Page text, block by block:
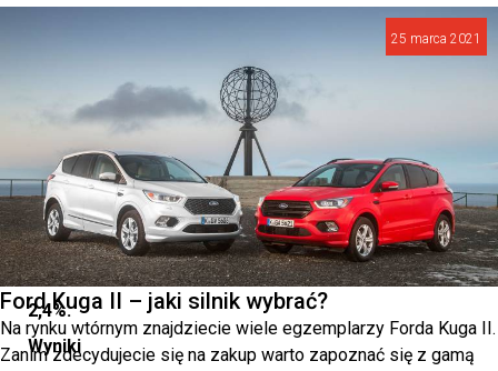
zwiększył
swoją
obecność
o
2,4%.
Wyniki
25 marca 2021
Ford Kuga II – jaki silnik wybrać?
Na rynku wtórnym znajdziecie wiele egzemplarzy Forda Kuga II.
Zanim zdecydujecie się na zakup warto zapoznać się z gamą